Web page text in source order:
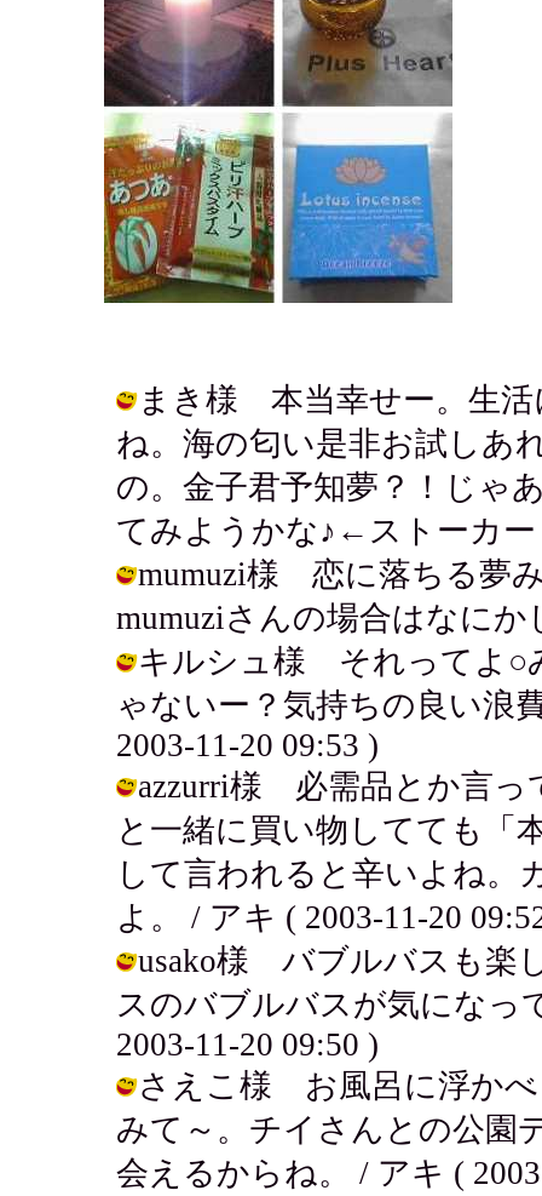
まき様 本当幸せー。生活
ね。海の匂い是非お試しあ
の。金子君予知夢？！じゃ
てみようかな♪←ストーカー
mumuzi様 恋に落ちる夢
mumuziさんの場合はなにか
キルシュ様 それってよ○
ゃないー？気持ちの良い浪
2003-11-20 09:53 )
azzurri様 必需品とか言っ
と一緒に買い物してても「
して言われると辛いよね。
よ。 / アキ ( 2003-11-20
usako様 バブルバスも楽
スのバブルバスが気になっ
2003-11-20 09:50 )
さえこ様 お風呂に浮かべ
みて～。チイさんとの公園
会えるからね。 / アキ (